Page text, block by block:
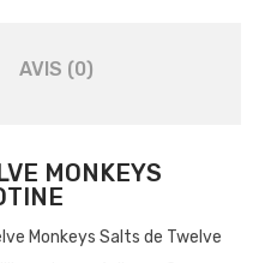
AVIS (0)
MONKEYS
Monkeys Salts de Twelve